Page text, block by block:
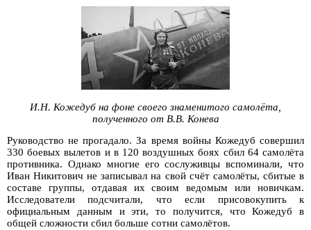
И.Н. Кожедуб на фоне своего знаменитого самолёта,
полученного от В.В. Конева
Руководство не прогадало. За время войны Кожедуб совершил
330 боевых вылетов и в 120 воздушных боях сбил 64 самолёта
противника. Однако многие его сослуживцы вспоминали, что
Иван Никитович не записывал на свой счёт самолёты, сбитые в
составе группы, отдавая их своим ведомым или новичкам.
Исследователи подсчитали, что если присовокупить к
официальным данным и эти, то получится, что Кожедуб в
общей сложности сбил больше сотни самолётов.